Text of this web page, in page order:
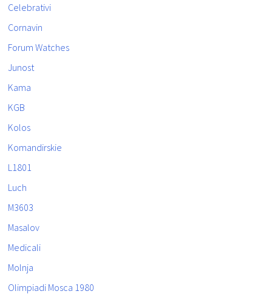
Celebrativi
Cornavin
Forum Watches
Junost
Kama
KGB
Kolos
Komandirskie
L1801
Luch
M3603
Masalov
Medicali
Molnja
Olimpiadi Mosca 1980